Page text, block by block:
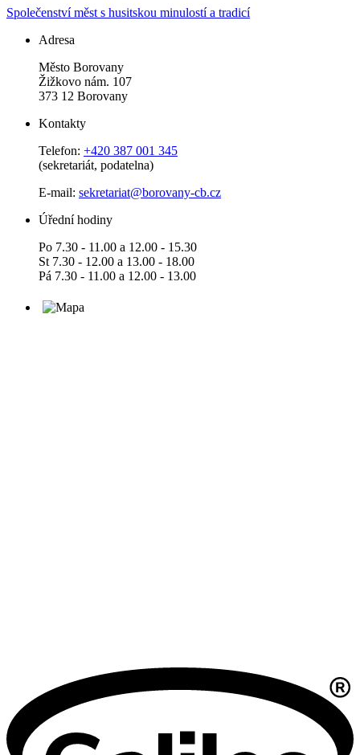
Společenství měst s husitskou minulostí a tradicí
Adresa
Město Borovany
Žižkovo nám. 107
373 12 Borovany
Kontakty
Telefon: +420 387 001 345
(sekretariát, podatelna)
E-mail: sekretariat@borovany-cb.cz
Úřední hodiny
Po 7.30 - 11.00 a 12.00 - 15.30
St 7.30 - 12.00 a 13.00 - 18.00
Pá 7.30 - 11.00 a 12.00 - 13.00